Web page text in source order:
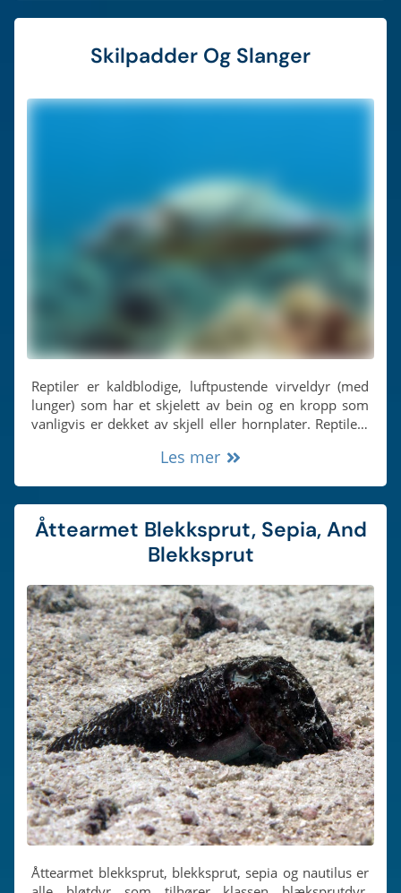
Skilpadder Og Slanger
Reptiler er kaldblodige, luftpustende virveldyr (med
lunger) som har et skjelett av bein og en kropp som
vanligvis er dekket av skjell eller hornplater. Reptilers
vanligvis egg), og gruppen omfatter skilpadder,
Les mer
Åttearmet Blekksprut, Sepia, And
Blekksprut
Åttearmet blekksprut, blekksprut, sepia og nautilus er